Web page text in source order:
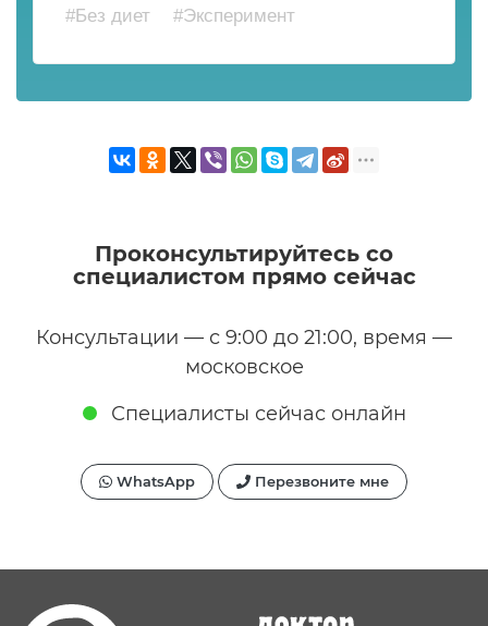
#Без диет #Эксперимент
Проконсультируйтесь со
специалистом прямо сейчас
Консультации — с 9:00 до 21:00, время —
московское
Специалисты сейчас онлайн
WhatsApp Перезвоните мне